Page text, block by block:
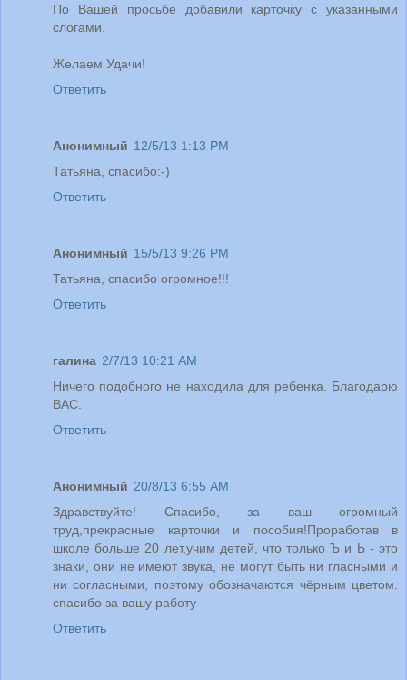
По Вашей просьбе добавили карточку с указанными
слогами.
Желаем Удачи!
Ответить
Анонимный 12/5/13 1:13 PM
Татьяна, спасибо:-)
Ответить
Анонимный 15/5/13 9:26 PM
Татьяна, спасибо огромное!!!
Ответить
галина 2/7/13 10:21 AM
Ничего подобного не находила для ребенка. Благодарю
ВАС.
Ответить
Анонимный 20/8/13 6:55 AM
Здравствуйте! Спасибо, за ваш огромный
труд,прекрасные карточки и пособия!Проработав в
школе больше 20 лет,учим детей, что только Ъ и Ь - это
знаки, они не имеют звука, не могут быть ни гласными и
ни согласными, поэтому обозначаются чёрным цветом.
спасибо за вашу работу
Ответить